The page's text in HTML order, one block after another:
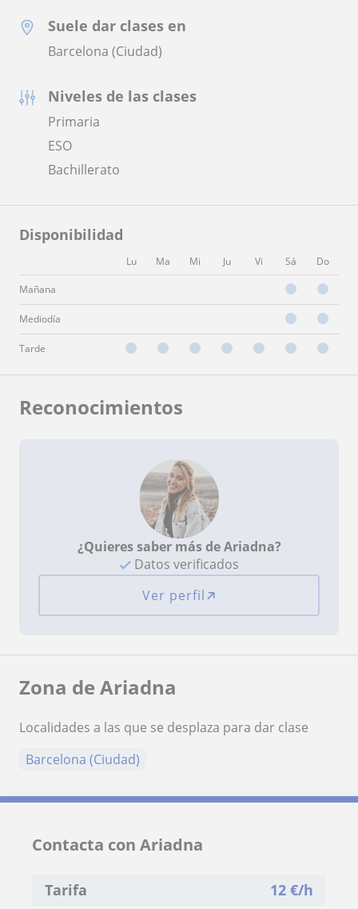
Suele dar clases en
Barcelona (Ciudad)
Niveles de las clases
Primaria
ESO
Bachillerato
Disponibilidad
Lu Ma Mi Ju Vi Sá Do
Mañana
Mediodía
Tarde
Reconocimientos
¿Quieres saber más de Ariadna?
Datos verificados
Ver perfil
Zona de Ariadna
Localidades a las que se desplaza para dar clase
Barcelona (Ciudad)
Contacta con Ariadna
Tarifa 12 €/h